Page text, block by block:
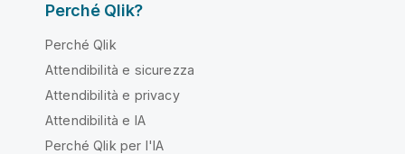
Perché Qlik?
Perché Qlik
Attendibilità e sicurezza
Attendibilità e privacy
Attendibilità e IA
Perché Qlik per l'IA